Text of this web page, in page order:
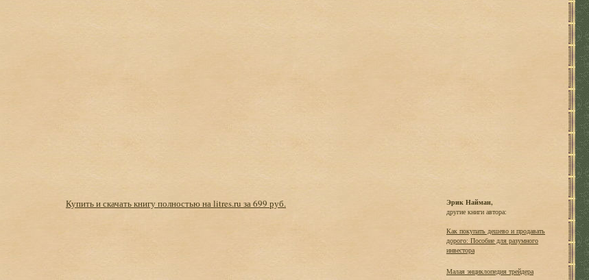
Купить и скачать книгу полностью на litres.ru за 699 руб.
Эрик Найман,
другие книги автора:
Как покупать дешево и продавать
дорого: Пособие для разумного
инвестора
Малая энциклопедия трейдера